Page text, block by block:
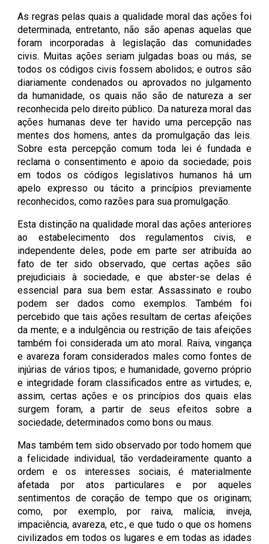
As regras pelas quais a qualidade moral das ações foi
determinada, entretanto, não são apenas aquelas que
foram incorporadas à legislação das comunidades
civis. Muitas ações seriam julgadas boas ou más, se
todos os códigos civis fossem abolidos; e outros são
diariamente condenados ou aprovados no julgamento
da humanidade, os quais não são de natureza a ser
reconhecida pelo direito público. Da natureza moral das
ações humanas deve ter havido uma percepção nas
mentes dos homens, antes da promulgação das leis.
Sobre esta percepção comum toda lei é fundada e
reclama o consentimento e apoio da sociedade; pois
em todos os códigos legislativos humanos há um
apelo expresso ou tácito a princípios previamente
reconhecidos, como razões para sua promulgação.
Esta distinção na qualidade moral das ações anteriores
ao estabelecimento dos regulamentos civis, e
independente deles, pode em parte ser atribuída ao
fato de ter sido observado, que certas ações são
prejudiciais à sociedade, e que abster-se delas é
essencial para sua bem estar. Assassinato e roubo
podem ser dados como exemplos. Também foi
percebido que tais ações resultam de certas afeições
da mente; e a indulgência ou restrição de tais afeições
também foi considerada um ato moral. Raiva, vingança
e avareza foram considerados males como fontes de
injúrias de vários tipos; e humanidade, governo próprio
e integridade foram classificados entre as virtudes; e,
assim, certas ações e os princípios dos quais elas
surgem foram, a partir de seus efeitos sobre a
sociedade, determinados como bons ou maus.
Mas também tem sido observado por todo homem que
a felicidade individual, tão verdadeiramente quanto a
ordem e os interesses sociais, é materialmente
afetada por atos particulares e por aqueles
sentimentos de coração de tempo que os originam;
como, por exemplo, por raiva, malícia, inveja,
impaciência, avareza, etc., e que tudo o que os homens
civilizados em todos os lugares e em todas as idades